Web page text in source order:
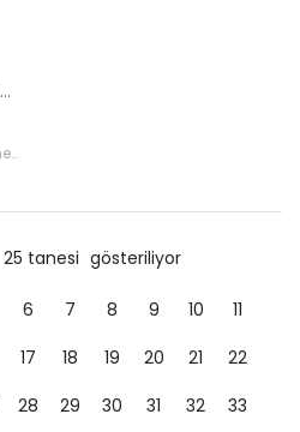
EKSANTRİK ZİNCİR KIZAĞI AY ERA GETZ İ30 İ20 BLUE CEED RİO DİZEL 24386-2A000-İNA
( 207 Görüntüleme )
25 tanesi gösteriliyor
6 7 8 9 10
11
17 18 19 20 21
22
28 29 30 31 32
33